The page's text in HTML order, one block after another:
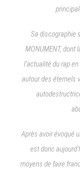
Sa discographie
MONUMENT, dont
l’actualité du rap
autour des éternels
Après avoir évoqué
est donc
moyens de faire